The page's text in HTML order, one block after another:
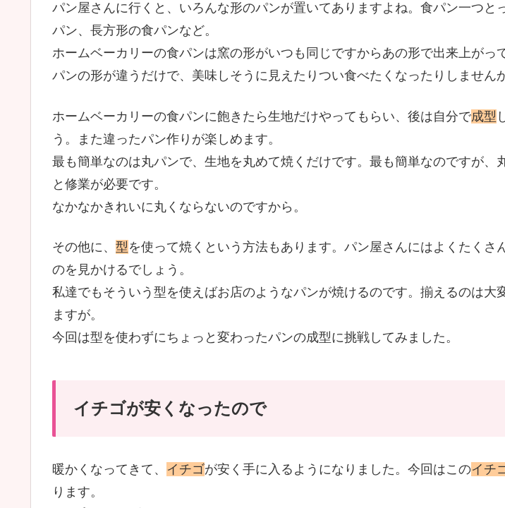
パン屋さんに行くと、いろんな形のパンが置いてありますよね。食パン一つと
パン、長方形の食パンなど。
ホームベーカリーの食パンは窯の形がいつも同じですからあの形で出来上がっ
パンの形が違うだけで、美味しそうに見えたりつい食べたくなったりしませんか
ホームベーカリーの食パンに飽きたら生地だけやってもらい、後は自分で成型
う。また違ったパン作りが楽しめます。
最も簡単なのは丸パンで、生地を丸めて焼くだけです。最も簡単なのですが、
と修業が必要です。
なかなかきれいに丸くならないのですから。
その他に、 型 を使って焼くという方法もあります。パン屋さんにはよくたくさ
のを見かけるでしょう。
私達でもそういう型を使えばお店のようなパンが焼けるのです。揃えるのは大
ますが。
今回は型を使わずにちょっと変わったパンの成型に挑戦してみました。
イチゴが安くなったので
暖かくなってきて、 イチゴが安く手に入るようになりました。今回はこのイチ
ります。